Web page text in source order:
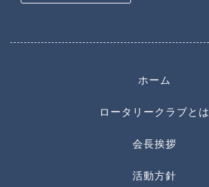
ホーム
ロータリークラブとは
会長挨拶
活動方針